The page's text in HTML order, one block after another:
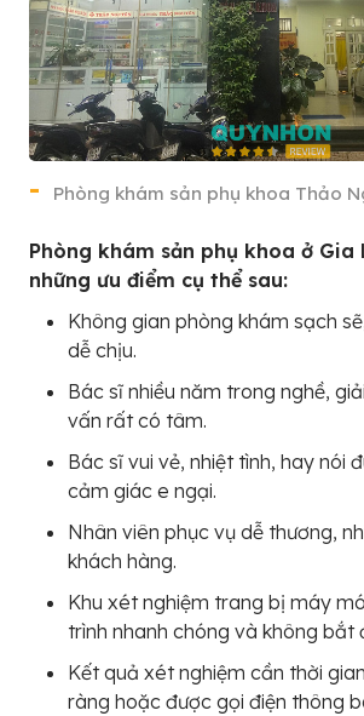
Phòng khám sản phụ khoa Thảo
Phòng khám sản phụ khoa ở Gia
những ưu điểm cụ thể sau:
Không gian phòng khám sạch
dễ chịu.
Bác sĩ nhiều năm trong nghề,
vấn rất có tâm.
Bác sĩ vui vẻ, nhiệt tình, hay nói
cảm giác e ngại.
Nhân viên phục vụ dễ thương,
khách hàng.
Khu xét nghiệm trang bị máy
trình nhanh chóng và không bắt
Kết quả xét nghiệm cần thời
ràng hoặc được gọi điện thông